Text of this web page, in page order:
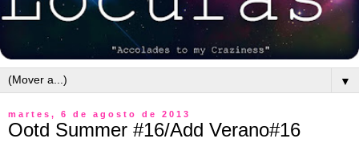
▼
martes, 6 de agosto de 2013
Ootd Summer #16/Add Verano#16